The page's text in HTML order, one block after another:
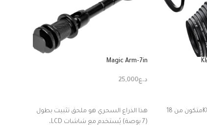
ادبتر فلاتر من شركة K&Fمتكون من 18
Magic Arm-7in
د.ع25,000
هذا الذراع السحري هو ملحق تثبيت بطول
(7 بوصة) يُستخدم مع شاشات LCD،